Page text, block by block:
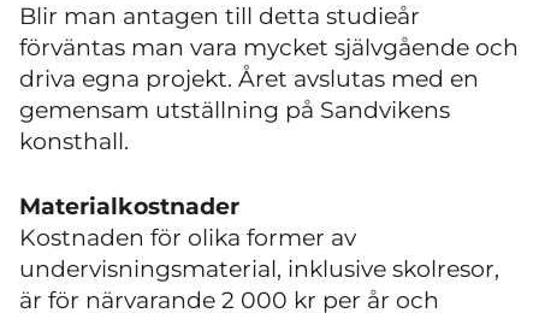
Blir man antagen till detta studieår
förväntas man vara mycket självgående och
driva egna projekt. Året avslutas med en
gemensam utställning på Sandvikens
konsthall.
Materialkostnader
Kostnaden för olika former av
undervisningsmaterial, inklusive skolresor,
är för närvarande 2 000 kr per år och